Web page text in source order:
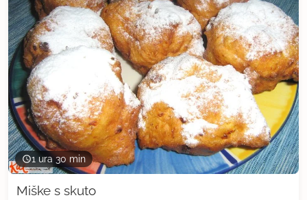
1 ura 30 min
Miške s skuto